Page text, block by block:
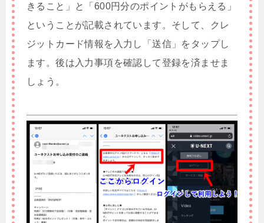
きること」と「600円分のポイントがもらえる」
ということが記載されています。そして、クレ
ジットカード情報を入力し「送信」をタップし
ます。後は入力事項を確認して登録を済ませま
しょう。